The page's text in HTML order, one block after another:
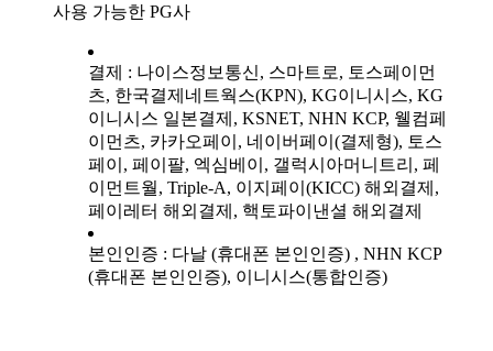
사용 가능한 PG사
결제 : 나이스정보통신, 스마트로, 토스페이먼
츠, 한국결제네트웍스(KPN), KG이니시스, KG
이니시스 일본결제, KSNET, NHN KCP, 웰컴페
이먼츠, 카카오페이, 네이버페이(결제형), 토스
페이, 페이팔, 엑심베이, 갤럭시아머니트리, 페
이먼트월, Triple-A, 이지페이(KICC) 해외결제,
페이레터 해외결제, 핵토파이낸셜 해외결제
본인인증 : 다날 (휴대폰 본인인증) , NHN KCP
(휴대폰 본인인증), 이니시스(통합인증)